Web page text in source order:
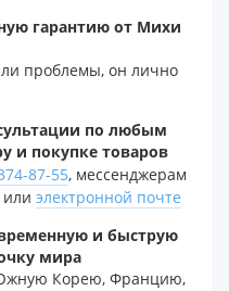
гарантию от Михи
проблемы, он лично
по любым
и покупке товаров
87-55, мессенджерам
или электронной почте
и быструю
мира
Корею, Францию,